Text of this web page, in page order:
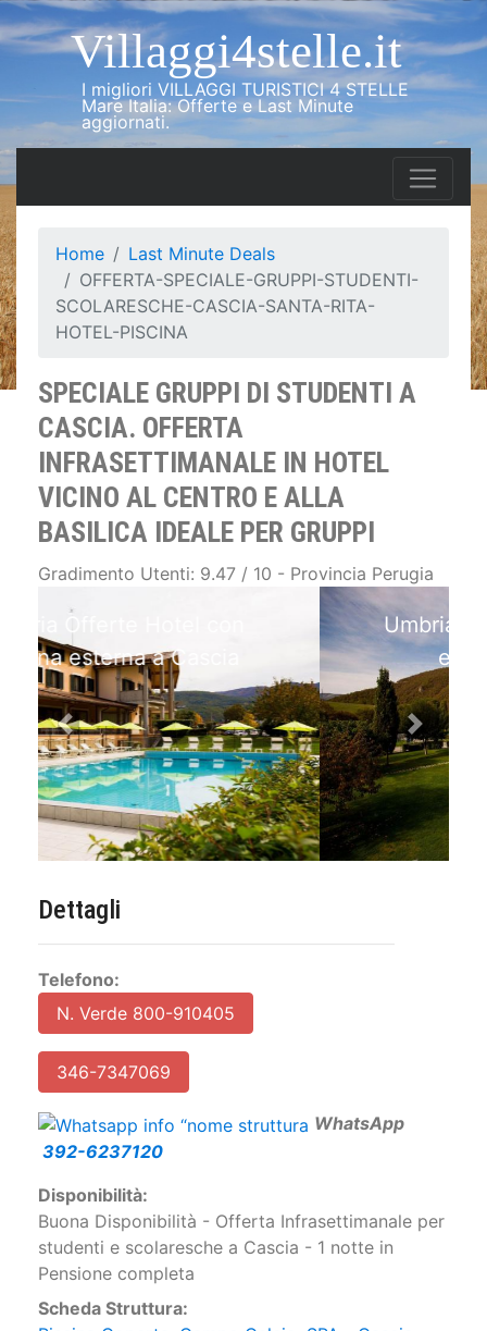
Villaggi4stelle.it
I migliori VILLAGGI TURISTICI 4 STELLE
Mare Italia: Offerte e Last Minute
aggiornati.
Home
Last Minute Deals
OFFERTA-SPECIALE-GRUPPI-STUDENTI-
SCOLARESCHE-CASCIA-SANTA-RITA-
HOTEL-PISCINA
SPECIALE GRUPPI DI STUDENTI A
CASCIA. OFFERTA
INFRASETTIMANALE IN HOTEL
VICINO AL CENTRO E ALLA
BASILICA IDEALE PER GRUPPI
Gradimento Utenti: 9.47 / 10 - Provincia Perugia
Umbria Offerte Parco verde
e piscina esterna
Previous Next
Dettagli
Telefono:
N. Verde 800-910405
346-7347069
WhatsApp
392-6237120
Disponibilità:
Buona Disponibilità - Offerta Infrasettimanale per
studenti e scolaresche a Cascia - 1 notte in
Pensione completa
Scheda Struttura: